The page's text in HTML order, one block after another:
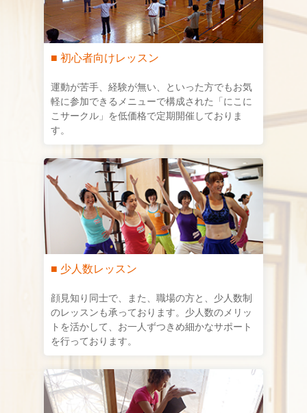
■ 初心者向けレッスン
運動が苦手、経験が無い、といった方でもお気
軽に参加できるメニューで構成された「にこに
こサークル」を低価格で定期開催しておりま
す。
■ 少人数レッスン
顔見知り同士で、また、職場の方と、少人数制
のレッスンも承っております。少人数のメリッ
トを活かして、お一人ずつきめ細かなサポート
を行っております。